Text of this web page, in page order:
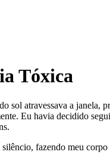
Tóxica
atravessava a
Eu havia decidido
fazendo meu